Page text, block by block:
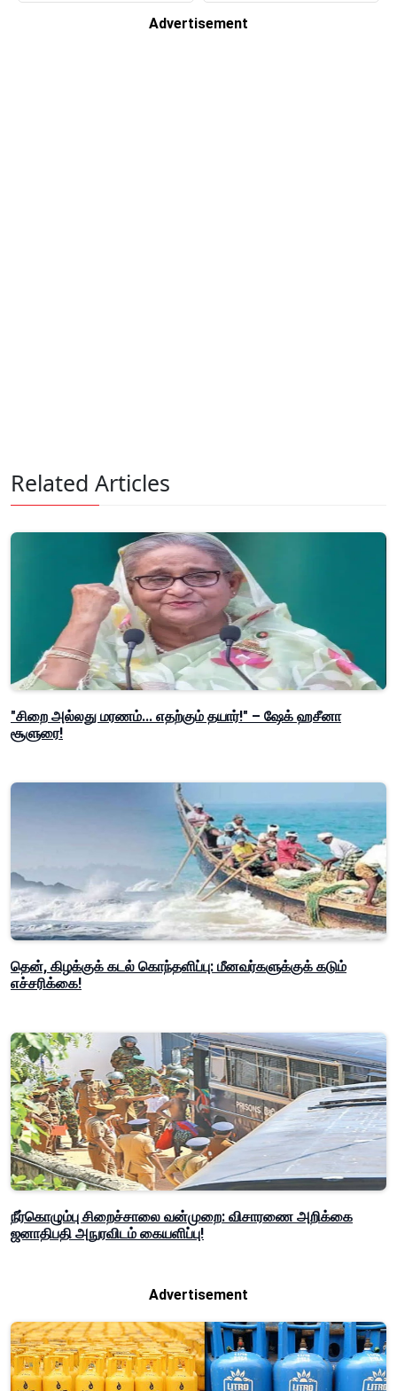
Advertisement
Related Articles
"சிறை அல்லது மரணம்... எதற்கும் தயார்!" – ஷேக் ஹசீனா
சூளுரை!
தென், கிழக்குக் கடல் கொந்தளிப்பு: மீனவர்களுக்குக் கடும்
எச்சரிக்கை!
நீர்கொழும்பு சிறைச்சாலை வன்முறை: விசாரணை அறிக்கை
ஜனாதிபதி அநுரவிடம் கையளிப்பு!
Advertisement